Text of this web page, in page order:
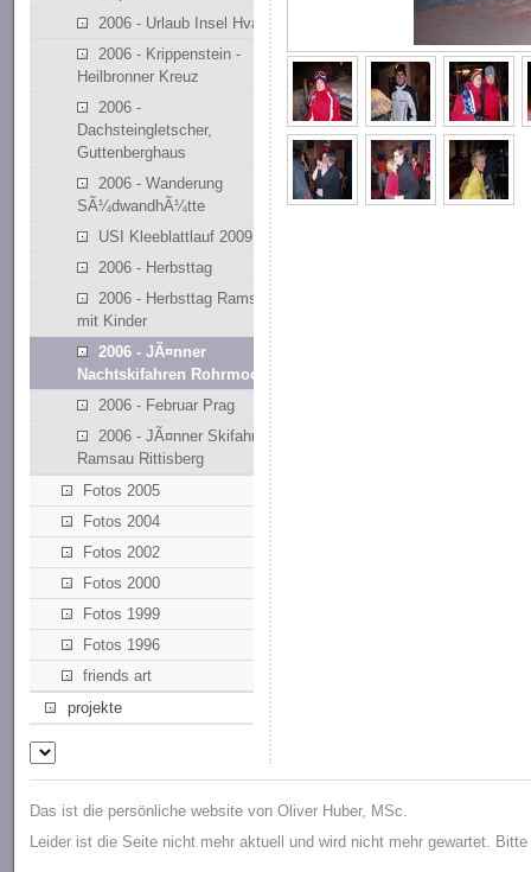
2006 - Urlaub Insel Hvar
2006 - Krippenstein -
Heilbronner Kreuz
2006 -
Dachsteingletscher,
Guttenberghaus
2006 - Wanderung
SÃ¼dwandhÃ¼tte
USI Kleeblattlauf 2009
2006 - Herbsttag
2006 - Herbsttag Ramsau
mit Kinder
2006 - JÃ¤nner
Nachtskifahren Rohrmoos
2006 - Februar Prag
2006 - JÃ¤nner Skifahren
Ramsau Rittisberg
Fotos 2005
Fotos 2004
Fotos 2002
Fotos 2000
Fotos 1999
Fotos 1996
friends art
projekte
Das ist die persönliche website von Oliver Huber, MSc.
Leider ist die Seite nicht mehr aktuell und wird nicht mehr gewartet.